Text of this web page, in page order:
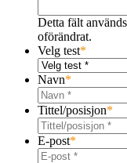
Detta fält
oförändrat.
Velg test*
Navn*
Tittel/posisjon*
E-post*